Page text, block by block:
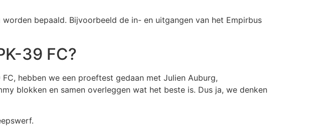
bepaald. Bijvoorbeeld de in- en uitgangen van het Empirbus
39 FC?
hebben we een proeftest gedaan met Julien Auburg,
blokken en samen overleggen wat het beste is. Dus ja, we denken